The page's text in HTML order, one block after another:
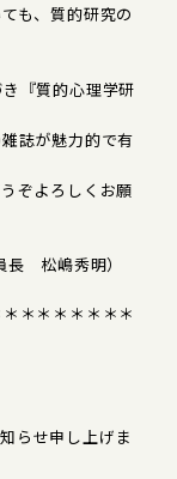
も、質的研究の
『質的心理学研
誌が魅力的で有
ぞよろしくお願
長 松嶋秀明）
＊＊＊＊＊＊＊
らせ申し上げま